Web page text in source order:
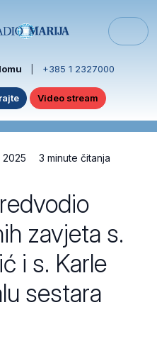
+385 1 2327000
Video stream
3 minute čitanja
zavjeta s.
i s. Karle
sestara